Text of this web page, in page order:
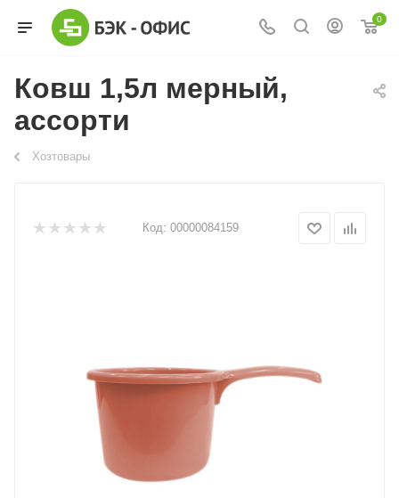
0
Ковш 1,5л мерный,
ассорти
Хозтовары
Код: 00000084159